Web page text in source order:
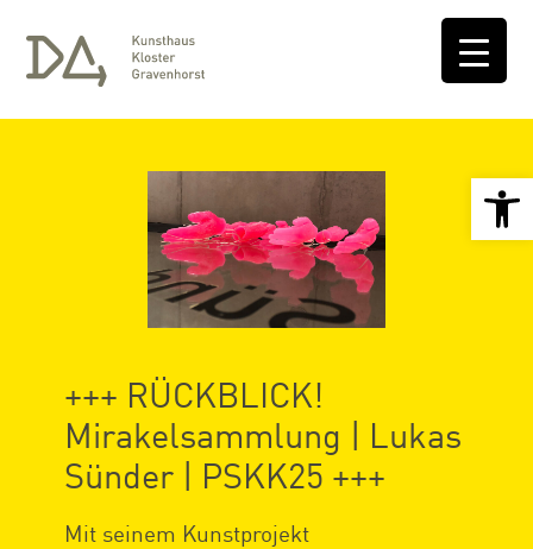
+++ RÜCKBLICK!
Mirakelsammlung | Lukas
Sünder | PSKK25 +++
Mit seinem Kunstprojekt